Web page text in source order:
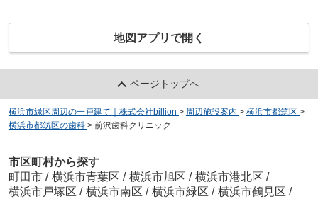
地図アプリで開く
ページトップへ
横浜市緑区周辺の一戸建て｜株式会社billion > 周辺施設案内 > 横浜市都筑区 >
横浜市都筑区の歯科 > 前沢歯科クリニック
市区町村から探す
町田市 / 横浜市青葉区 / 横浜市旭区 / 横浜市港北区 /
横浜市戸塚区 / 横浜市南区 / 横浜市緑区 / 横浜市鶴見区 /